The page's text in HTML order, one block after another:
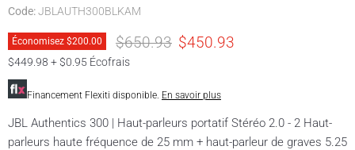
Code:JBLAUTH300BLKAM
Économisez $200.00 Prix original
$650.93 Prix actuel
$450.93
$449.98 + $0.95 Écofrais
Financement Flexiti disponible. En savoir plus
JBL Authentics 300 | Haut-parleurs portatif Stéréo 2.0 - 2 Haut-
parleurs haute fréquence de 25 mm + haut-parleur de graves 5.25